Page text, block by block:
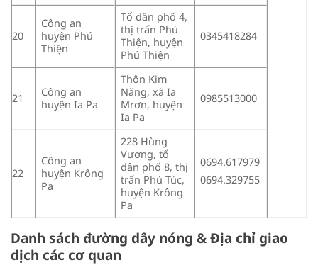
20
Công an
huyện Phú
Thiện
Tổ dân phố 4,
thị trấn Phú
Thiện, huyện
Phú Thiện
0345418284
21
Công an
huyện Ia Pa
Thôn Kim
Năng, xã Ia
Mrơn, huyện
Ia Pa
0985513000
22
Công an
huyện Krông
Pa
228 Hùng
Vương, tổ
dân phố 8, thị
trấn Phú Túc,
huyện Krông
Pa
0694.617979
0694.329755
Danh sách đường dây nóng & Địa chỉ giao
dịch các cơ quan